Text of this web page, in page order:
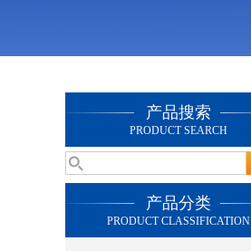
产品搜索
PRODUCT SEARCH
产品分类
PRODUCT CLASSIFICATION